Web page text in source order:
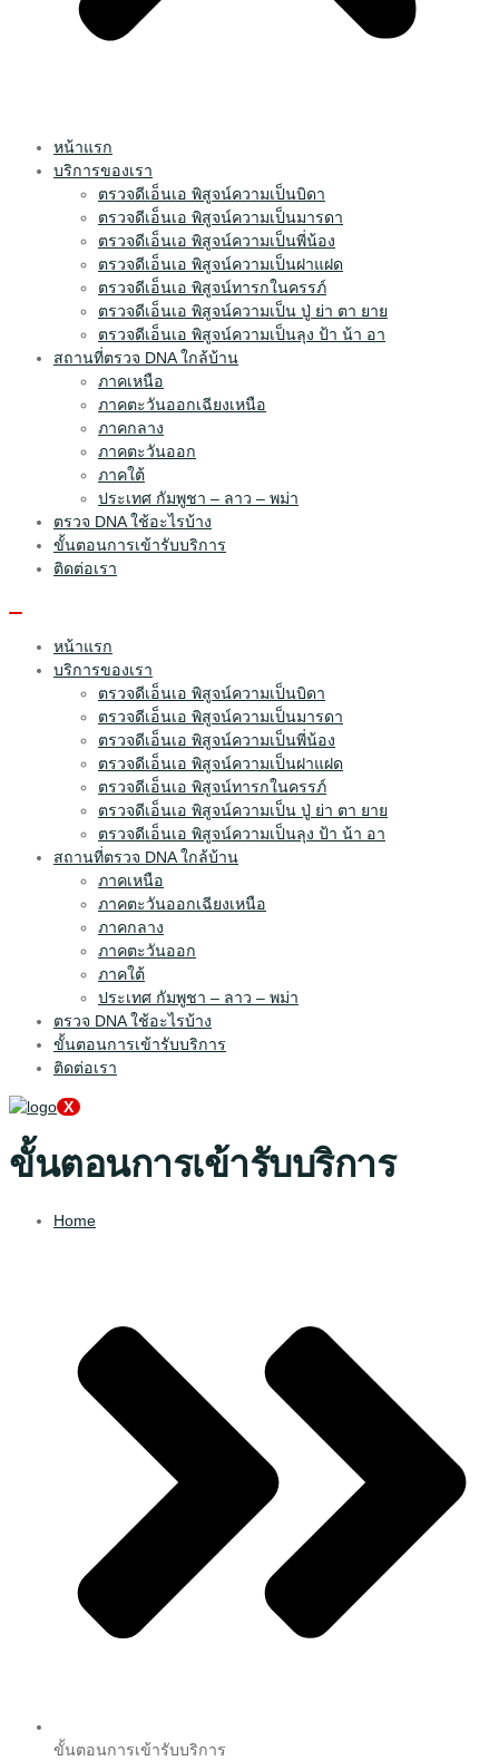
หน้าแรก
บริการของเรา
ตรวจดีเอ็นเอ พิสูจน์ความเป็นบิดา
ตรวจดีเอ็นเอ พิสูจน์ความเป็นมารดา
ตรวจดีเอ็นเอ พิสูจน์ความเป็นพี่น้อง
ตรวจดีเอ็นเอ พิสูจน์ความเป็นฝาแฝด
ตรวจดีเอ็นเอ พิสูจน์ทารกในครรภ์
ตรวจดีเอ็นเอ พิสูจน์ความเป็น ปู่ ย่า ตา ยาย
ตรวจดีเอ็นเอ พิสูจน์ความเป็นลุง ป้า น้า อา
สถานที่ตรวจ DNA ใกล้บ้าน
ภาคเหนือ
ภาคตะวันออกเฉียงเหนือ
ภาคกลาง
ภาคตะวันออก
ภาคใต้
ประเทศ กัมพูชา – ลาว – พม่า
ตรวจ DNA ใช้อะไรบ้าง
ขั้นตอนการเข้ารับบริการ
ติดต่อเรา
หน้าแรก
บริการของเรา
ตรวจดีเอ็นเอ พิสูจน์ความเป็นบิดา
ตรวจดีเอ็นเอ พิสูจน์ความเป็นมารดา
ตรวจดีเอ็นเอ พิสูจน์ความเป็นพี่น้อง
ตรวจดีเอ็นเอ พิสูจน์ความเป็นฝาแฝด
ตรวจดีเอ็นเอ พิสูจน์ทารกในครรภ์
ตรวจดีเอ็นเอ พิสูจน์ความเป็น ปู่ ย่า ตา ยาย
ตรวจดีเอ็นเอ พิสูจน์ความเป็นลุง ป้า น้า อา
สถานที่ตรวจ DNA ใกล้บ้าน
ภาคเหนือ
ภาคตะวันออกเฉียงเหนือ
ภาคกลาง
ภาคตะวันออก
ภาคใต้
ประเทศ กัมพูชา – ลาว – พม่า
ตรวจ DNA ใช้อะไรบ้าง
ขั้นตอนการเข้ารับบริการ
ติดต่อเรา
X
ขั้นตอนการเข้ารับบริการ
Home
ขั้นตอนการเข้ารับบริการ